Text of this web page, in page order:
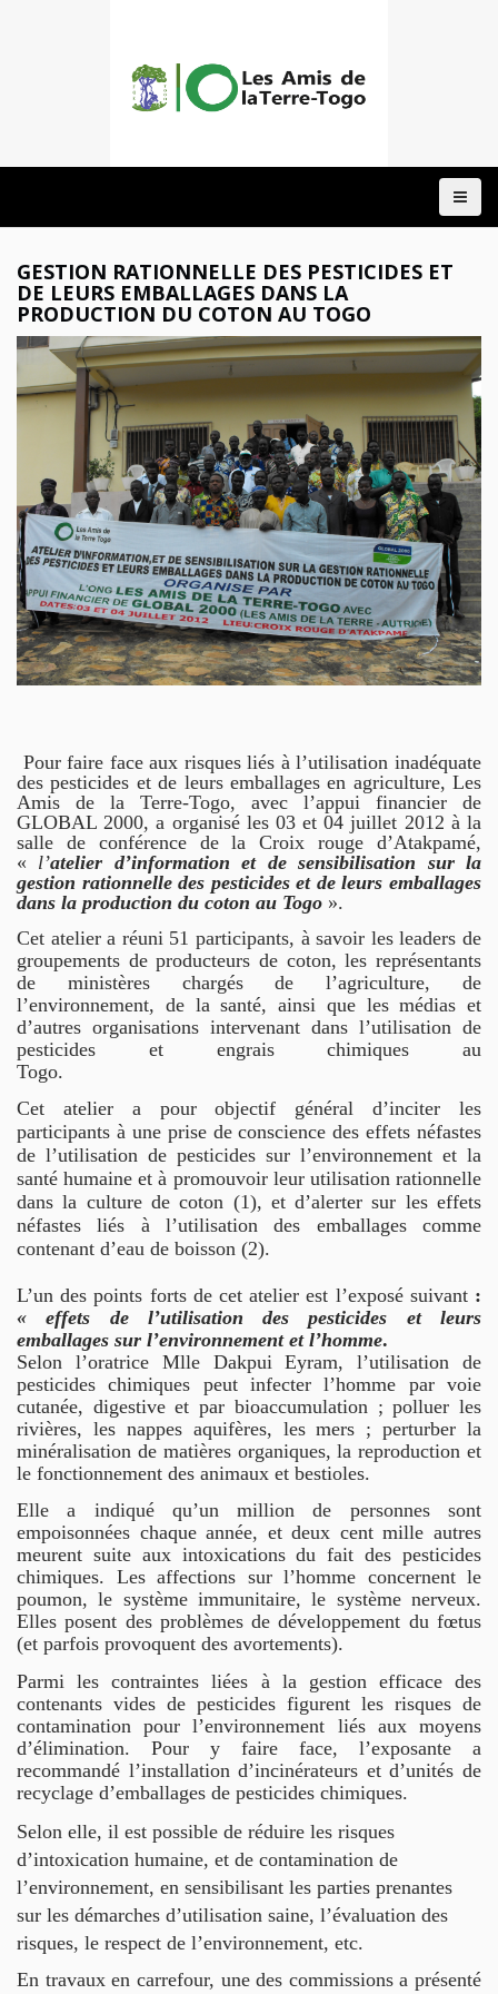
PROPOS
ACTION
DOMAINES
DOCUMENTS
HISTOIRES
ET
CAMPAGNES
EN
GESTION RATIONNELLE DES PESTICIDES ET
DE LEURS EMBALLAGES DANS LA
PRODUCTION DU COTON AU TOGO
Pour faire face aux risques liés à l’utilisation inadéquate
des pesticides et de leurs emballages en agriculture, Les
Amis de la Terre-Togo, avec l’appui financier de
GLOBAL 2000, a organisé les 03 et 04 juillet 2012 à la
salle de conférence de la Croix rouge d’Atakpamé,
« l’atelier d’information et de sensibilisation sur la
gestion rationnelle des pesticides et de leurs emballages
dans la production du coton au Togo ».
Cet atelier a réuni 51 participants, à savoir les leaders de
groupements de producteurs de coton, les représentants
de ministères chargés de l’agriculture, de
l’environnement, de la santé, ainsi que les médias et
d’autres organisations intervenant dans l’utilisation de
pesticides et engrais chimiques au
Togo.
Cet atelier a pour objectif général d’inciter les
participants à une prise de conscience des effets néfastes
de l’utilisation de pesticides sur l’environnement et la
santé humaine et à promouvoir leur utilisation rationnelle
dans la culture de coton (1), et d’alerter sur les effets
néfastes liés à l’utilisation des emballages comme
contenant d’eau de boisson (2).
L’un des points forts de cet atelier est l’exposé suivant :
« effets de l’utilisation des pesticides et leurs
emballages sur l’environnement et l’homme.
Selon l’oratrice Mlle Dakpui Eyram, l’utilisation de
pesticides chimiques peut infecter l’homme par voie
cutanée, digestive et par bioaccumulation ; polluer les
rivières, les nappes aquifères, les mers ; perturber la
minéralisation de matières organiques, la reproduction et
le fonctionnement des animaux et bestioles.
Elle a indiqué qu’un million de personnes sont
empoisonnées chaque année, et deux cent mille autres
meurent suite aux intoxications du fait des pesticides
chimiques. Les affections sur l’homme concernent le
poumon, le système immunitaire, le système nerveux.
Elles posent des problèmes de développement du fœtus
(et parfois provoquent des avortements).
Parmi les contraintes liées à la gestion efficace des
contenants vides de pesticides figurent les risques de
contamination pour l’environnement liés aux moyens
d’élimination. Pour y faire face, l’exposante a
recommandé l’installation d’incinérateurs et d’unités de
recyclage d’emballages de pesticides chimiques.
Selon elle, il est possible de réduire les risques
d’intoxication humaine, et de contamination de
l’environnement, en sensibilisant les parties prenantes
sur les démarches d’utilisation saine, l’évaluation des
risques, le respect de l’environnement, etc.
En travaux en carrefour, une des commissions a présenté